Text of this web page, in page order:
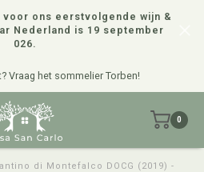
voor ons eerstvolgende wijn &
Nederland is 19 september
026.
Vraag het sommelier Torben!
0
di Montefalco DOCG (2019) -